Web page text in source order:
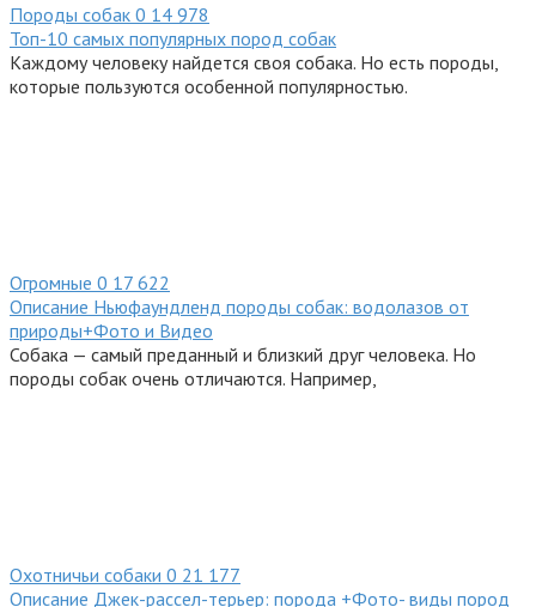
Породы собак 0 14 978
Топ-10 самых популярных пород собак
Каждому человеку найдется своя собака. Но есть породы,
которые пользуются особенной популярностью.
Огромные 0 17 622
Описание Ньюфаундленд породы собак: водолазов от
природы+Фото и Видео
Собака — самый преданный и близкий друг человека. Но
породы собак очень отличаются. Например,
Охотничьи собаки 0 21 177
Описание Джек-рассел-терьер: порода +Фото- виды пород